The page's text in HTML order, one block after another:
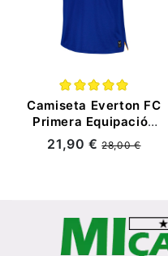
Camiseta Everton FC
Primera Equipación
2026/2027 Azul
21,90 €28,00 €